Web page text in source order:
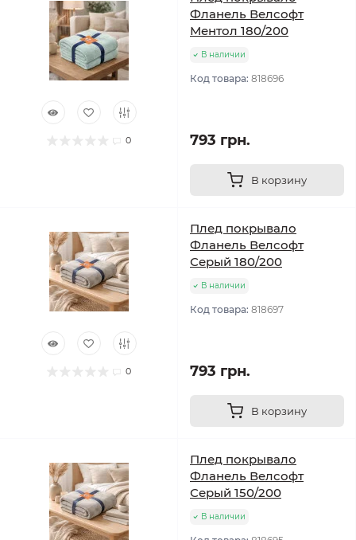
0
Фланель Велсофт
Ментол 180/200
В наличии
Код товара: 818696
793 грн.
В корзину
0
Плед покрывало
Фланель Велсофт
Серый 180/200
В наличии
Код товара: 818697
793 грн.
В корзину
Плед покрывало
Фланель Велсофт
Серый 150/200
В наличии